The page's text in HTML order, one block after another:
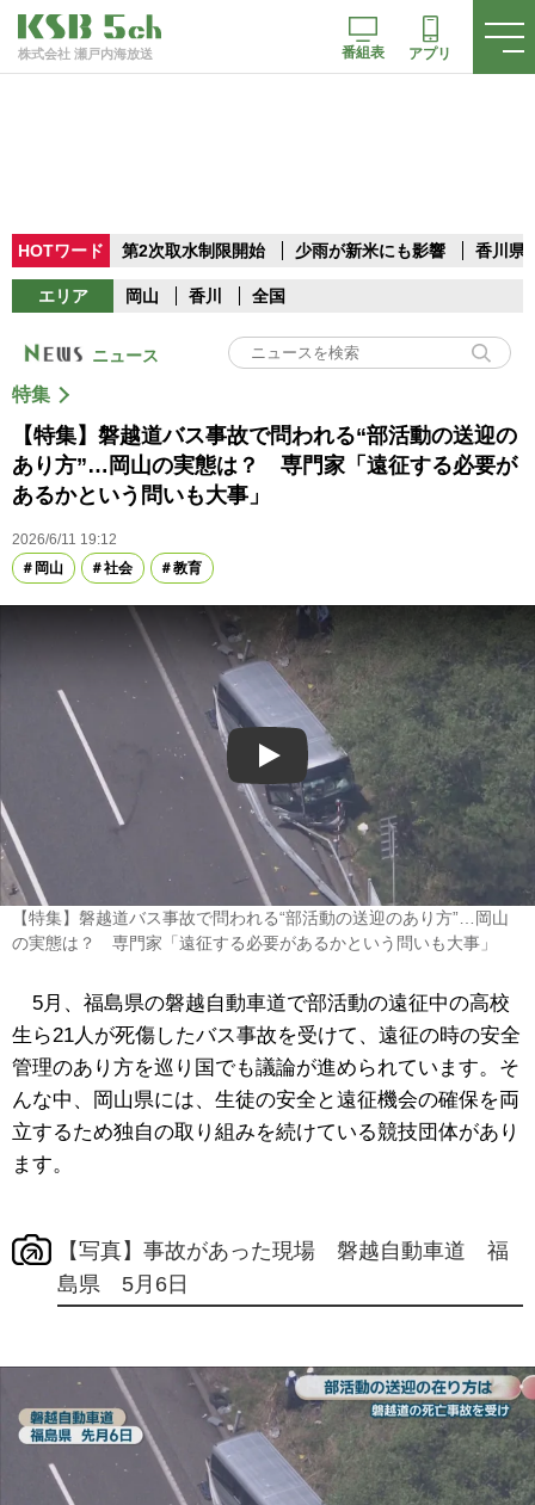
株式会社 瀬戸内海放送 番組表 アプリ
HOTワード 第2次取水制限開始 少雨が新米にも影響 香川県
エリア 岡山 香川 全国
ニュース
特集
【特集】磐越道バス事故で問われる“部活動の送迎の
あり方”…岡山の実態は？ 専門家「遠征する必要が
あるかという問いも大事」
2026/6/11 19:12
岡山
社会 教育
Play
【特集】磐越道バス事故で問われる“部活動の送迎のあり方”…岡山
の実態は？ 専門家「遠征する必要があるかという問いも大事」
5月、福島県の磐越自動車道で部活動の遠征中の高校
生ら21人が死傷したバス事故を受けて、遠征の時の安全
管理のあり方を巡り国でも議論が進められています。そ
んな中、岡山県には、生徒の安全と遠征機会の確保を両
立するため独自の取り組みを続けている競技団体があり
ます。
【写真】事故があった現場 磐越自動車道 福
島県 5月6日